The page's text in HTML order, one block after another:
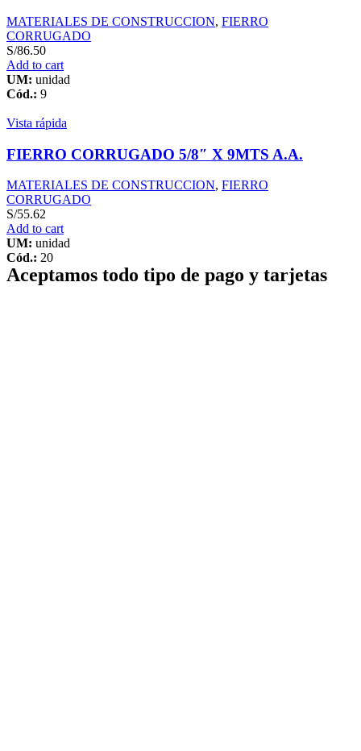
MATERIALES DE CONSTRUCCION, FIERRO
CORRUGADO
S/86.50
Add to cart
UM: unidad
Cód.: 9
Vista rápida
FIERRO CORRUGADO 5/8″ X 9MTS A.A.
MATERIALES DE CONSTRUCCION, FIERRO
CORRUGADO
S/55.62
Add to cart
UM: unidad
Cód.: 20
Aceptamos todo tipo de pago y tarjetas